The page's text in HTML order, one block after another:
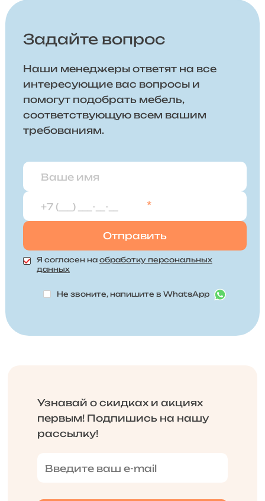
Задайте вопрос
Наши менеджеры ответят на все
интересующие вас вопросы и
помогут подобрать мебель,
соответствующую всем вашим
требованиям.
*
Я согласен на обработку персональных
данных
Не звоните, напишите в WhatsApp
Узнавай о скидках и акциях
первым! Подпишись на нашу
рассылку!